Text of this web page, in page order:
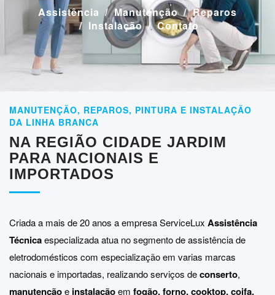
Assistência Manutenção
Reparos
Instalação
Contato
MANUTENÇÃO, REPAROS, PINTURA E INSTALAÇÃO
DA LINHA BRANCA
NA REGIÃO CIDADE JARDIM
PARA NACIONAIS E
IMPORTADOS
Criada a mais de 20 anos a empresa ServiceLux Assistência
Técnicaespecializada atua no segmento de assistência de
eletrodomésticos com especialização em varias marcas
nacionais e importadas, realizando serviços deconserto,
manutençãoe instalaçãoem fogão, forno, cooktop, coifa,